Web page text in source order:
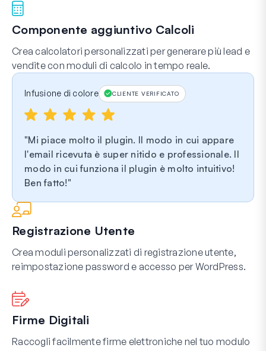
Componente aggiuntivo Calcoli
Crea calcolatori personalizzati per generare più lead e
vendite con moduli di calcolo in tempo reale.
Infusione di colore CLIENTE VERIFICATO
Mi piace molto il plugin. Il modo in cui appare
l'email ricevuta è super nitido e professionale. Il
modo in cui funziona il plugin è molto intuitivo!
Ben fatto!
Registrazione Utente
Crea moduli personalizzati di registrazione utente,
reimpostazione password e accesso per WordPress.
Firme Digitali
Raccogli facilmente firme elettroniche nel tuo modulo